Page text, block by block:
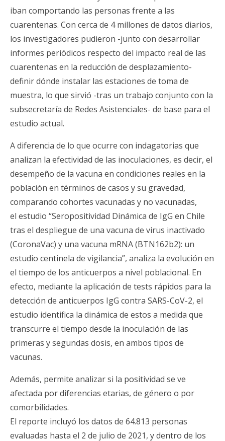
iban comportando las personas frente a las
cuarentenas. Con cerca de 4 millones de datos diarios,
los investigadores pudieron -junto con desarrollar
informes periódicos respecto del impacto real de las
cuarentenas en la reducción de desplazamiento-
definir dónde instalar las estaciones de toma de
muestra, lo que sirvió -tras un trabajo conjunto con la
subsecretaría de Redes Asistenciales- de base para el
estudio actual.
A diferencia de lo que ocurre con indagatorias que
analizan la efectividad de las inoculaciones, es decir, el
desempeño de la vacuna en condiciones reales en la
población en términos de casos y su gravedad,
comparando cohortes vacunadas y no vacunadas,
el estudio “Seropositividad Dinámica de IgG en Chile
tras el despliegue de una vacuna de virus inactivado
(CoronaVac) y una vacuna mRNA (BTN162b2): un
estudio centinela de vigilancia”, analiza la evolución en
el tiempo de los anticuerpos a nivel poblacional. En
efecto, mediante la aplicación de tests rápidos para la
detección de anticuerpos IgG contra SARS-CoV-2, el
estudio identifica la dinámica de estos a medida que
transcurre el tiempo desde la inoculación de las
primeras y segundas dosis, en ambos tipos de
vacunas.
Además, permite analizar si la positividad se ve
afectada por diferencias etarias, de género o por
comorbilidades.
El reporte incluyó los datos de 64.813 personas
evaluadas hasta el 2 de julio de 2021, y dentro de los